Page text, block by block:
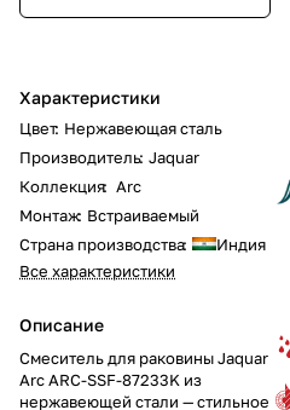
Характеристики
Цвет: Нержавеющая сталь
Производитель: Jaquar
Коллекция: Arc
Монтаж: Встраиваемый
Страна производства:
Индия
Все характеристики
Описание
Смеситель для раковины Jaquar
Arc ARC-SSF-87233K из
нержавеющей стали — стильное